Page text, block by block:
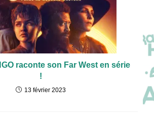
raconte son Far West en série
!
13 février 2023